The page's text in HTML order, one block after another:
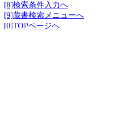
[8]検索条件入力へ
[9]蔵書検索メニューへ
[0]TOPページへ